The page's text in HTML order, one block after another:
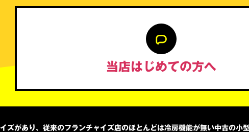
当店はじめての方へ
ズがあり、従来のフランチャイズ店のほとんどは冷房機能が無い中古の小